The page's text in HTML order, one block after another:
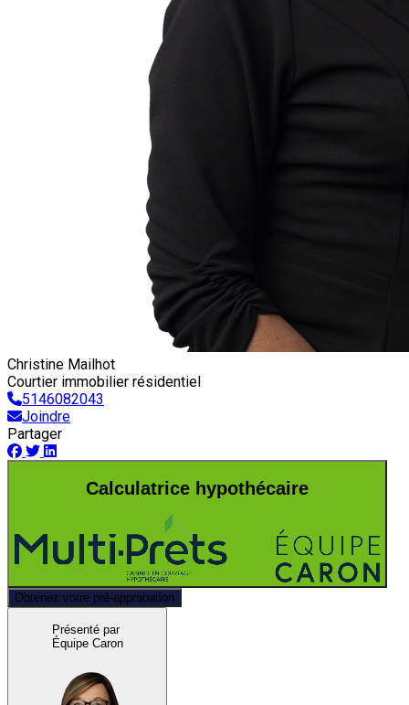
Christine Mailhot
Courtier immobilier résidentiel
5146082043
Joindre
Partager
Calculatrice hypothécaire
Obtenez votre pré-approbation
Présenté par
Équipe Caron